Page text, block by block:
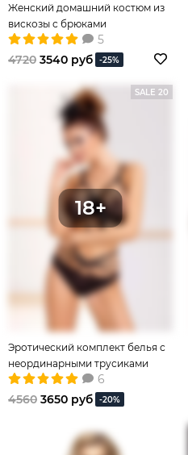
Женский домашний костюм из
вискозы с брюками
5
4720 3540 руб -25%
SALE 20
Эротический комплект белья с
неординарными трусиками
6
4560 3650 руб -20%